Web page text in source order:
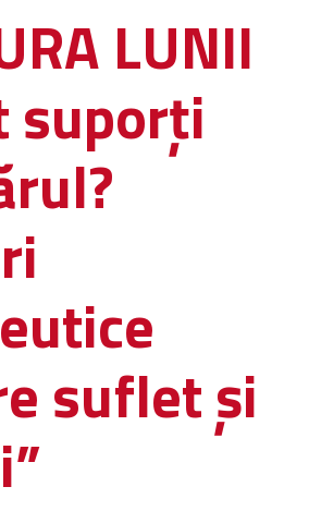
ORGANIZAREA
Mănăstiri,
biserici și
monumente
Diaconii
LUNII
suporți
suflet și